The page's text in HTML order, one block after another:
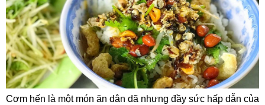
Cơm hến là một món ăn dân dã nhưng đầy sức hấp dẫn của